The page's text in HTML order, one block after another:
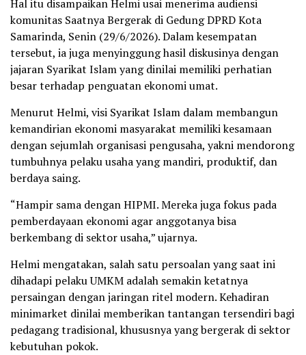
Hal itu disampaikan Helmi usai menerima audiensi
komunitas Saatnya Bergerak di Gedung DPRD Kota
Samarinda, Senin (29/6/2026). Dalam kesempatan
tersebut, ia juga menyinggung hasil diskusinya dengan
jajaran Syarikat Islam yang dinilai memiliki perhatian
besar terhadap penguatan ekonomi umat.
Menurut Helmi, visi Syarikat Islam dalam membangun
kemandirian ekonomi masyarakat memiliki kesamaan
dengan sejumlah organisasi pengusaha, yakni mendorong
tumbuhnya pelaku usaha yang mandiri, produktif, dan
berdaya saing.
“Hampir sama dengan HIPMI. Mereka juga fokus pada
pemberdayaan ekonomi agar anggotanya bisa
berkembang di sektor usaha,” ujarnya.
Helmi mengatakan, salah satu persoalan yang saat ini
dihadapi pelaku UMKM adalah semakin ketatnya
persaingan dengan jaringan ritel modern. Kehadiran
minimarket dinilai memberikan tantangan tersendiri bagi
pedagang tradisional, khususnya yang bergerak di sektor
kebutuhan pokok.